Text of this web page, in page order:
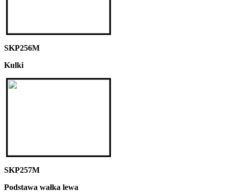
SKP256M
Kulki
SKP257M
Podstawa wałka lewa